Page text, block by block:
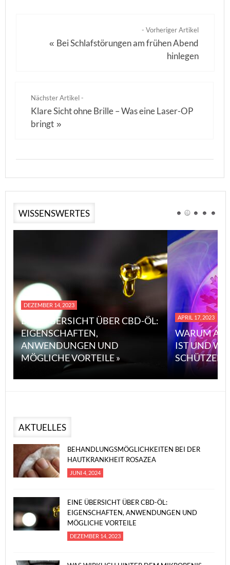
- Vorheriger Artikel
« Bei Schlafstörungen am frühen Abend
hinlegen
Nächster Artikel -
Klare Sicht ohne Brille – Was eine Laser-OP
bringt »
WISSENSWERTES
DEZEMBER 14, 2023
EINE ÜBERSICHT ÜBER CBD-ÖL:
EIGENSCHAFTEN,
ANWENDUNGEN UND
MÖGLICHE VORTEILE »
APRIL 17, 2023
WARUM
IST UND
SCHÜTZEN
AKTUELLES
BEHANDLUNGSMÖGLICHKEITEN BEI DER
HAUTKRANKHEIT ROSAZEA
JUNI 4, 2024
EINE ÜBERSICHT ÜBER CBD-ÖL:
EIGENSCHAFTEN, ANWENDUNGEN UND
MÖGLICHE VORTEILE
DEZEMBER 14, 2023